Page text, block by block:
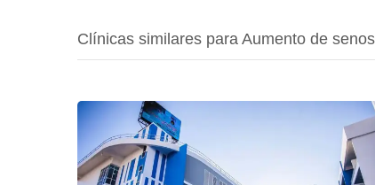
Clínicas similares para Aumento de